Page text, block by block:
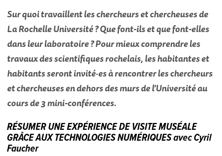
Sur quoi travaillent les chercheurs et chercheuses de
La Rochelle Université ? Que font-ils et que font-elles
dans leur laboratoire ? Pour mieux comprendre les
travaux des scientifiques rochelais, les habitantes et
habitants seront invité·es à rencontrer les chercheurs
et chercheuses en dehors des murs de l’Université au
cours de 3 mini-conférences.
RÉSUMER UNE EXPÉRIENCE DE VISITE MUSÉALE
GRÂCE AUX TECHNOLOGIES NUMÉRIQUES avec Cyril
Faucher